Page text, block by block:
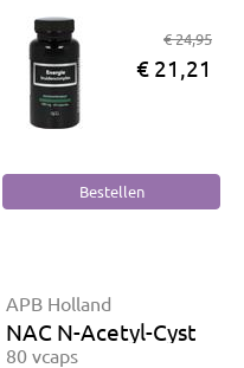
€ 24,95
€ 21,21
APB Holland
NAC N-Acetyl-Cysteïne
80 vcaps